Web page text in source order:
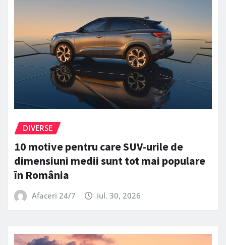
DIVERSE
10 motive pentru care SUV-urile de
dimensiuni medii sunt tot mai populare
în România
Afaceri 24/7 iul. 30, 2026